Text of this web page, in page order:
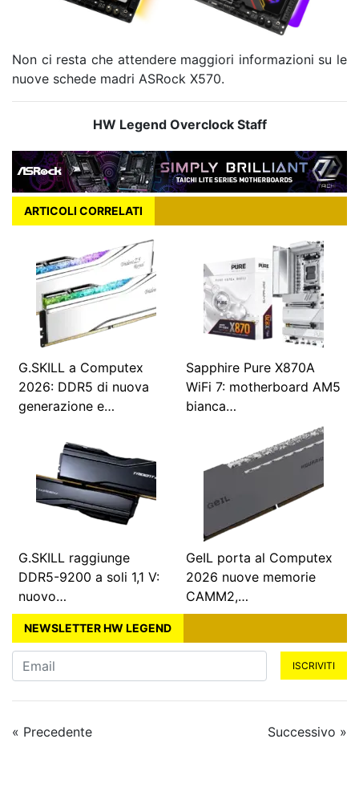
Non ci resta che attendere maggiori informazioni su le
nuove schede madri ASRock X570.
HW Legend Overclock Staff
ARTICOLI CORRELATI
G.SKILL a Computex
2026: DDR5 di nuova
generazione e…
Sapphire Pure X870A
WiFi 7: motherboard AM5
bianca…
G.SKILL raggiunge
DDR5-9200 a soli 1,1 V:
nuovo…
GeIL porta al Computex
2026 nuove memorie
CAMM2,…
NEWSLETTER HW LEGEND
ISCRIVITI
« Precedente Successivo »